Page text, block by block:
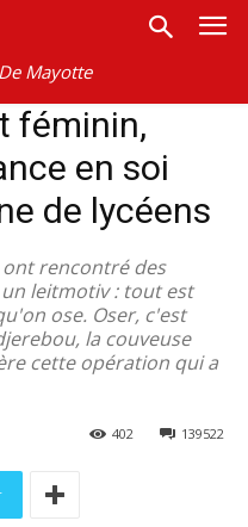
Mayotte
féminin,
en soi
de lycéens
rencontré des
leitmotiv : tout est
ose. Oser, c'est
la couveuse
cette opération qui a
139522
402